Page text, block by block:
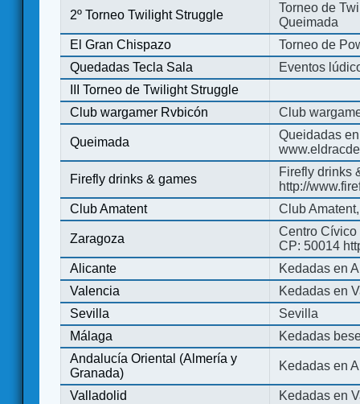
2º Torneo Twilight Struggle
Torneo de
Queimada
El Gran Chispazo
Torneo de
Quedadas Tecla Sala
Eventos
III Torneo de Twilight Struggle
Club wargamer Rvbicón
Club
Queimada
Queidadas
Firefly drinks & games
Firefly drinks
http://
Club Amatent
Club
Zaragoza
Centro Cívico
CP: 50014
Alicante
Kedadas en
Valencia
Kedadas en
Sevilla
Sevilla
Málaga
Kedadas
Andalucía Oriental (Almería y
Granada)
Kedadas en
Valladolid
Kedadas en